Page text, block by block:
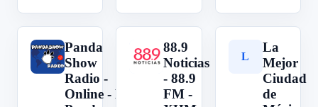
P
Panda
Show
Radio -
Online - El
8
88.9
Noticias
- 88.9
FM -
L
La
Mejor
Ciudad
de